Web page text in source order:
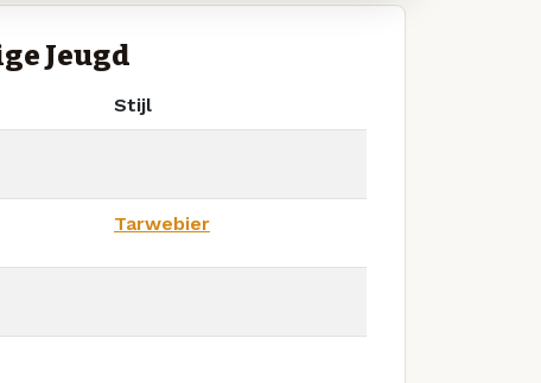
Jeugd
Stijl
Tarwebier